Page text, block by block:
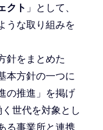
クト 」として、
うな取り組みを
針をまとめた
本方針の一つに
の推進」を掲げ
世代を対象とし
る事業所と連携